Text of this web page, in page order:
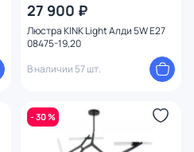
27 900 ₽
Люстра KINK Light Алди 5W E27
08475-19,20
В наличии 57 шт.
- 30 %